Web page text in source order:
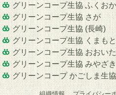
グリーンコープ生協 ふくおか
グリーンコープ生協 さが
グリーンコープ生協 (長崎)
グリーンコープ生協 くまもと
グリーンコープ生協 おおいた
グリーンコープ生協 みやざき
グリーンコープ かごしま生協